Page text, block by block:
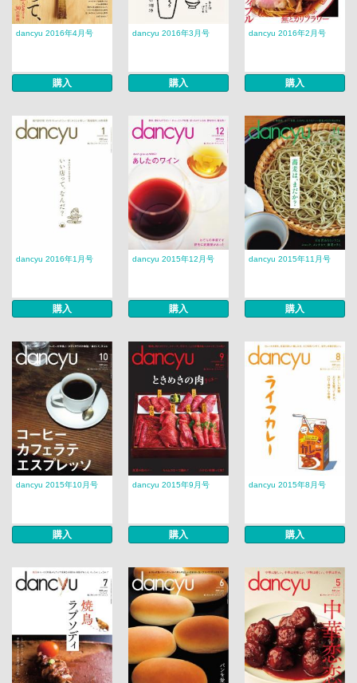
dancyu 2016年4月号
購入
dancyu 2016年3月号
購入
dancyu 2016年2月号
購入
dancyu 2016年1月号
購入
dancyu 2015年12月号
購入
dancyu 2015年11月号
購入
dancyu 2015年10月号
購入
dancyu 2015年9月号
購入
dancyu 2015年8月号
購入